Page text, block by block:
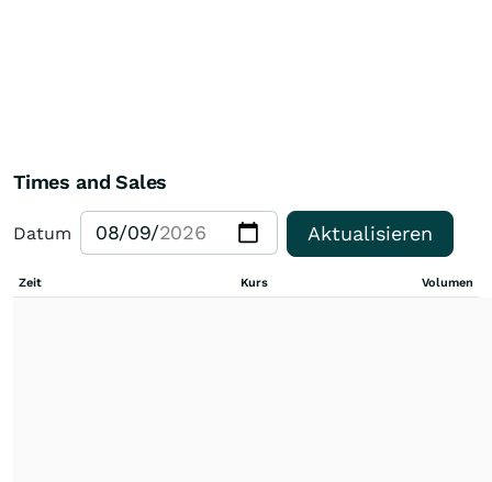
Times and Sales
Datum Aktualisieren
Zeit Kurs Volumen